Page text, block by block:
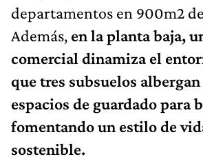
departamentos en 900m2
Además, en la planta baja,
comercial dinamiza el
que tres subsuelos
espacios de guardado para
fomentando un estilo de
sostenible.